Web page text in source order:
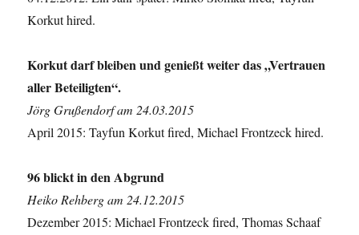
Korkut hired.
Korkut darf bleiben und genießt weiter das „Vertrauen
aller Beteiligten“.
Jörg Grußendorf am 24.03.2015
April 2015: Tayfun Korkut fired, Michael Frontzeck hired.
96 blickt in den Abgrund
Heiko Rehberg am 24.12.2015
Dezember 2015: Michael Frontzeck fired, Thomas Schaaf